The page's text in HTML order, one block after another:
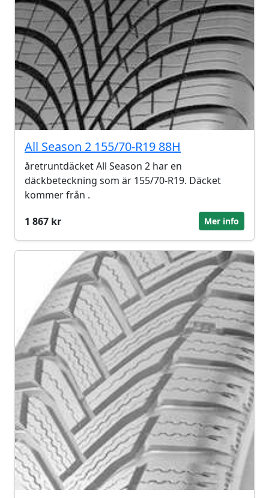
All Season 2 155/70-R19 88H
åretruntdäcket All Season 2 har en
däckbeteckning som är 155/70-R19. Däcket
kommer från .
1 867 kr
Mer info